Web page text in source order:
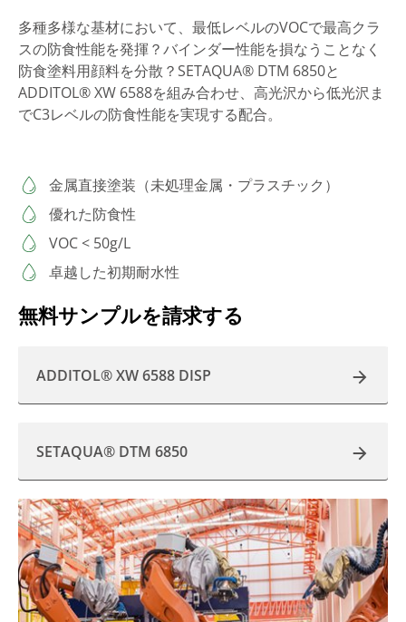
多種多様な基材において、最低レベルのVOCで最高クラ
スの防食性能を発揮？バインダー性能を損なうことなく
防食塗料用顔料を分散？SETAQUA® DTM 6850と
ADDITOL® XW 6588を組み合わせ、高光沢から低光沢ま
でC3レベルの防食性能を実現する配合。
金属直接塗装（未処理金属・プラスチック）
優れた防食性
VOC < 50g/L
卓越した初期耐水性
無料サンプルを請求する
ADDITOL® XW 6588 DISP
SETAQUA® DTM 6850